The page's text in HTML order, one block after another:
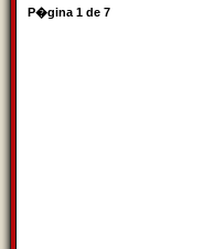
P�gina 1 de 7